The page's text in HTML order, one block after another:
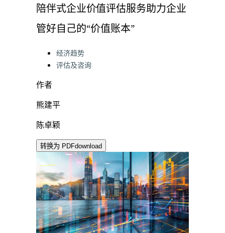
陪伴式企业价值评估服务助力企业
管好自己的“价值账本”
Categories:
经济趋势
评估及咨询
作者
熊建平
陈卓颖
转换为 PDFdownload